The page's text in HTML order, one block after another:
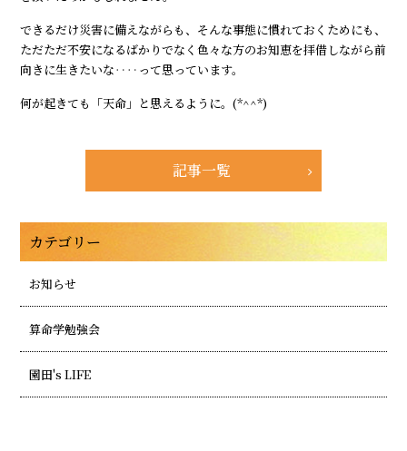
できるだけ災害に備えながらも、そんな事態に慣れておくためにも、
ただただ不安になるばかりでなく色々な方のお知恵を拝借しながら前
向きに生きたいな‥‥って思っています。
何が起きても「天命」と思えるように。(*^^*)
記事一覧
カテゴリー
お知らせ
算命学勉強会
園田's LIFE